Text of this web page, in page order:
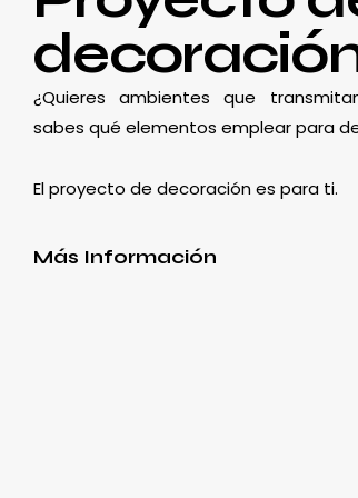
¿Quieres ambientes que
sabes qué elementos emplear para
El proyecto de decoración es para ti.
Más Información